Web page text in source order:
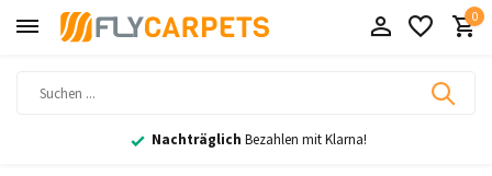
0
Nachträglich Bezahlen mit Klarna!